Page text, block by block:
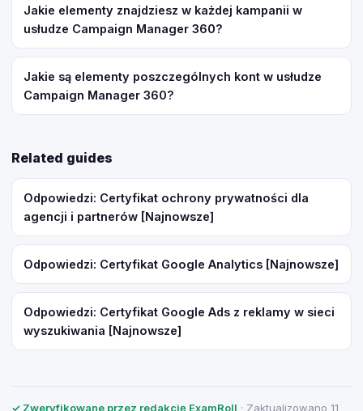
Jakie elementy znajdziesz w każdej kampanii w
usłudze Campaign Manager 360?
Jakie są elementy poszczególnych kont w usłudze
Campaign Manager 360?
Related guides
Odpowiedzi: Certyfikat ochrony prywatności dla
agencji i partnerów [Najnowsze]
Odpowiedzi: Certyfikat Google Analytics [Najnowsze]
Odpowiedzi: Certyfikat Google Ads z reklamy w sieci
wyszukiwania [Najnowsze]
✓ Zweryfikowane przez redakcję ExamRoll · Zaktualizowano 11